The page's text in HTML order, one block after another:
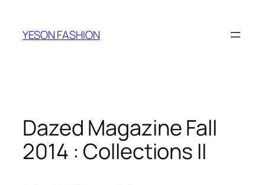
YESON FASHION
Dazed Magazine Fall
2014 : Collections II